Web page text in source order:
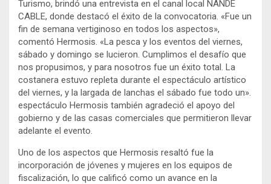
Turismo, brindó una entrevista en el canal local ÑANDE
CABLE, donde destacó el éxito de la convocatoria. «Fue un
fin de semana vertiginoso en todos los aspectos»,
comentó Hermosis. «La pesca y los eventos del viernes,
sábado y domingo se lucieron. Cumplimos el desafío que
nos propusimos, y para nosotros fue un éxito total. La
costanera estuvo repleta durante el espectáculo artístico
del viernes, y la largada de lanchas el sábado fue todo un».
espectáculo Hermosis también agradeció el apoyo del
gobierno y de las casas comerciales que permitieron llevar
adelante el evento.
Uno de los aspectos que Hermosis resaltó fue la
incorporación de jóvenes y mujeres en los equipos de
fiscalización, lo que calificó como un avance en la